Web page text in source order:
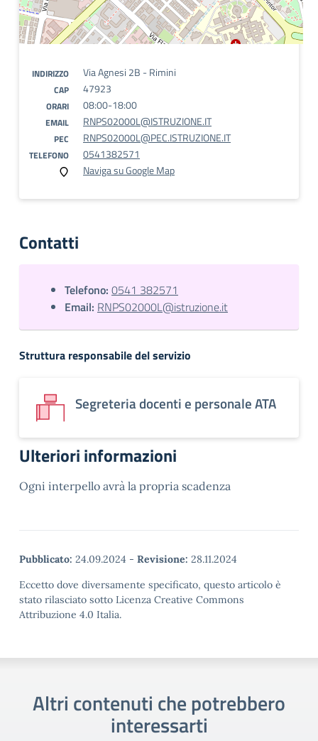
INDIRIZZO Via Agnesi 2B - Rimini
CAP 47923
ORARI 08:00-18:00
EMAIL RNPS02000L@ISTRUZIONE.IT
PEC RNPS02000L@PEC.ISTRUZIONE.IT
TELEFONO
0541382571
Naviga su Google Map
Contatti
Telefono: 0541 382571
Email: RNPS02000L@istruzione.it
Struttura responsabile del servizio
Segreteria docenti e personale ATA
Ulteriori informazioni
Ogni interpello avrà la propria scadenza
Pubblicato: 24.09.2024 - Revisione: 28.11.2024
Eccetto dove diversamente specificato, questo articolo è
stato rilasciato sotto Licenza Creative Commons
Attribuzione 4.0 Italia.
Altri contenuti che potrebbero
interessarti